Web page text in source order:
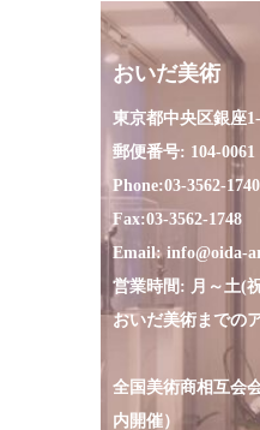
おいだ美術
東京都中央区銀座
郵便番号: 104-0061
Phone:03-3562-1740
Fax:03-3562-1748
Email: info@oida-
営業時間: 月～土(
おいだ美術までの
全国美術商相互会
内開催）